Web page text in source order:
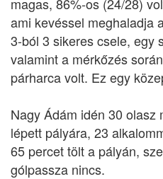
ami kevéssel meghaladja
3-ból 3 sikeres csele, egy
valamint a mérkőzés
párharca volt. Ez egy
Nagy Ádám idén 30 olasz
lépett pályára, 23
65 percet tölt a pályán,
gólpassza nincs.